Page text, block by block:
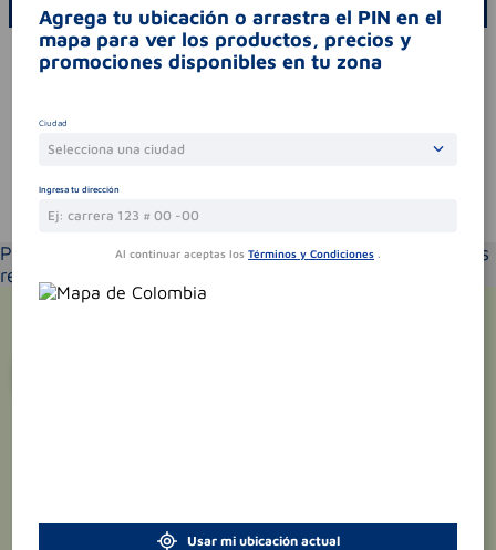
Por favor, inicie sesión para escribir un comentario
Te puede interesar
Por favor selecciona tu ubicación y verás los productos
recomendados según la cobertura de entrega
Agrega tu ubicación o arrastra el PIN en el
mapa para ver los productos, precios y
promociones disponibles en tu zona
Ciudad
Selecciona una ciudad
Ingresa tu dirección
Al continuar aceptas los Términos y Condiciones .
Usar mi ubicación actual